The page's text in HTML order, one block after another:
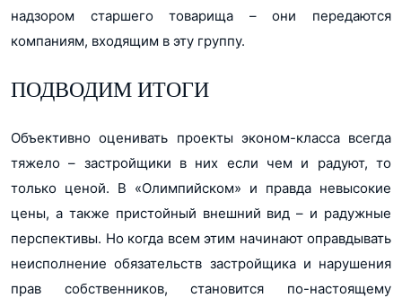
надзором старшего товарища – они передаются
компаниям, входящим в эту группу.
ПОДВОДИМ ИТОГИ
Объективно оценивать проекты эконом-класса всегда
тяжело – застройщики в них если чем и радуют, то
только ценой. В «Олимпийском» и правда невысокие
цены, а также пристойный внешний вид – и радужные
перспективы. Но когда всем этим начинают оправдывать
неисполнение обязательств застройщика и нарушения
прав собственников, становится по-настоящему